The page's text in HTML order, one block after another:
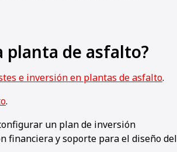
planta de asfalto?
e inversión en plantas de asfalto.
.
un plan de inversión
financiera y soporte para el diseño del